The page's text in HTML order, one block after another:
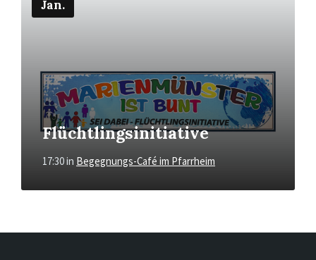
Jan.
Flüchtlingsinitiative
17:30in Begegnungs-Café im Pfarrheim